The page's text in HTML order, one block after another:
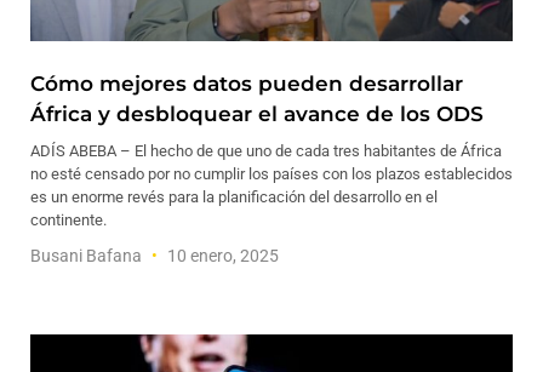
Cómo mejores datos pueden desarrollar
África y desbloquear el avance de los ODS
ADÍS ABEBA – El hecho de que uno de cada tres habitantes de África
no esté censado por no cumplir los países con los plazos establecidos
es un enorme revés para la planificación del desarrollo en el
continente.
Busani Bafana 10 enero, 2025